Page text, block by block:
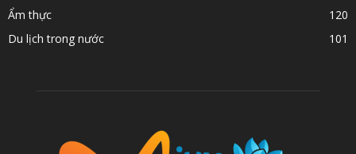
Ẩm thực
120
Du lịch trong nước
101